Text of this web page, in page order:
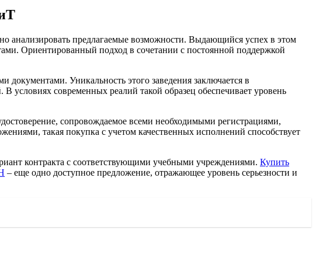
анализировать предлагаемые возможности. Выдающийся успех в этом
Ориентированный подход в сочетании с постоянной поддержкой
Уникальность этого заведения заключается в
условиях современных реалий такой образец обеспечивает уровень
сопровождаемое всеми необходимыми регистрациями,
такая покупка с учетом качественных исполнений способствует
контракта с соответствующими учебными учреждениями. Купить
– еще одно доступное предложение, отражающее уровень серьезности и